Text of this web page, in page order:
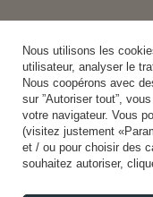
Nous utilisons les
utilisateur, analyser le
Nous coopérons avec
sur ”Autoriser tout”,
votre navigateur. Vous
(visitez justement
et / ou pour choisir des
souhaitez autoriser,